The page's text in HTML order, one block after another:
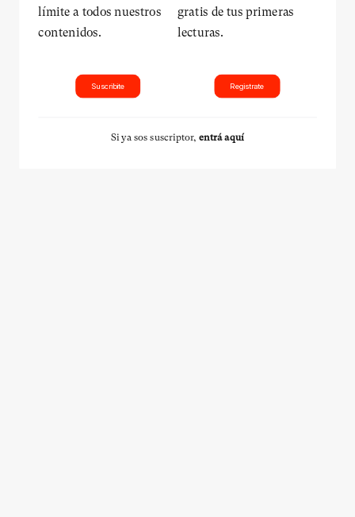
límite a todos nuestros
contenidos.
Suscribite
gratis de tus primeras
lecturas.
Registrate
Si ya sos suscriptor, entrá aquí